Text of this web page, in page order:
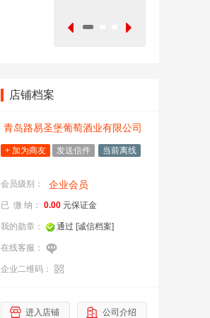
店铺档案
青岛路易圣堡葡萄酒业有限公司
+ 加为商友 发送信件 当前离线
会员级别： 企业会员
已 缴 纳： 0.00 元保证金
我的勋章： 通过 [诚信档案]
在线客服：
企业二维码：
企
进入店铺 公司介绍